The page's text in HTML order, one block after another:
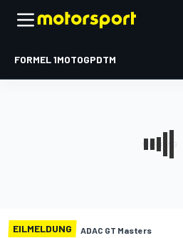
FORMEL 1MOTOGPDTM
EILMELDUNG ADAC GT Masters